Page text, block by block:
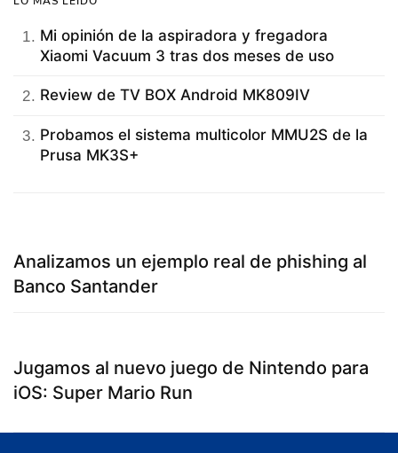
Mi opinión de la aspiradora y fregadora
Xiaomi Vacuum 3 tras dos meses de uso
Review de TV BOX Android MK809IV
Probamos el sistema multicolor MMU2S de la
Prusa MK3S+
Analizamos un ejemplo real de phishing al
Banco Santander
Jugamos al nuevo juego de Nintendo para
iOS: Super Mario Run